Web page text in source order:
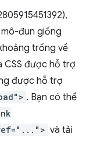
đun giống
trống về
CSS được hỗ trợ
được hỗ trợ
. Bạn có thể
và tải